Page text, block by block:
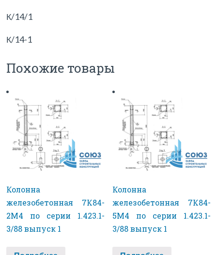
К/14/1
К/14-1
Похожие товары
Колонна
железобетонная 7К84-
2М4 по серии 1.423.1-
3/88 выпуск 1
Колонна
железобетонная 7К84-
5М4 по серии 1.423.1-
3/88 выпуск 1